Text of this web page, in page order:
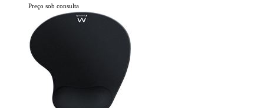
Preço sob consulta